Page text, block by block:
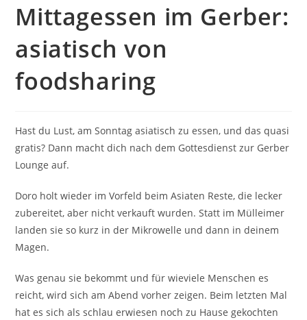
Mittagessen im Gerber:
asiatisch von
foodsharing
Hast du Lust, am Sonntag asiatisch zu essen, und das quasi
gratis? Dann macht dich nach dem Gottesdienst zur Gerber
Lounge auf.
Doro holt wieder im Vorfeld beim Asiaten Reste, die lecker
zubereitet, aber nicht verkauft wurden. Statt im Mülleimer
landen sie so kurz in der Mikrowelle und dann in deinem
Magen.
Was genau sie bekommt und für wieviele Menschen es
reicht, wird sich am Abend vorher zeigen. Beim letzten Mal
hat es sich als schlau erwiesen noch zu Hause gekochten